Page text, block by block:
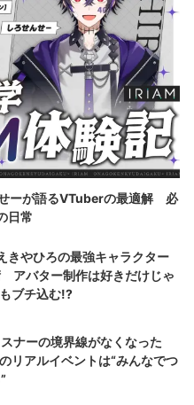
せーが語るVTuberの最適解 必
日常
きやひろの最強キャラクター
アバター制作は好きだけじゃ
ブチ込む!?
ナーの境界線がなくなった
リアルイベントは“みんなでつ